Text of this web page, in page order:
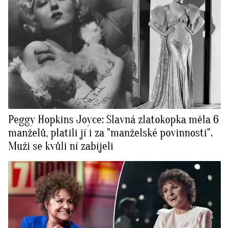
Peggy Hopkins Joyce: Slavná zlatokopka měla 6
manželů, platili jí i za "manželské povinnosti".
Muži se kvůli ní zabíjeli